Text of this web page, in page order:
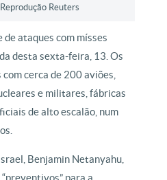
Reuters
ataques com mísses
desta sexta-feira, 13. Os
cerca de 200 aviões,
e militares, fábricas
de alto escalão, num
Benjamin Netanyahu,